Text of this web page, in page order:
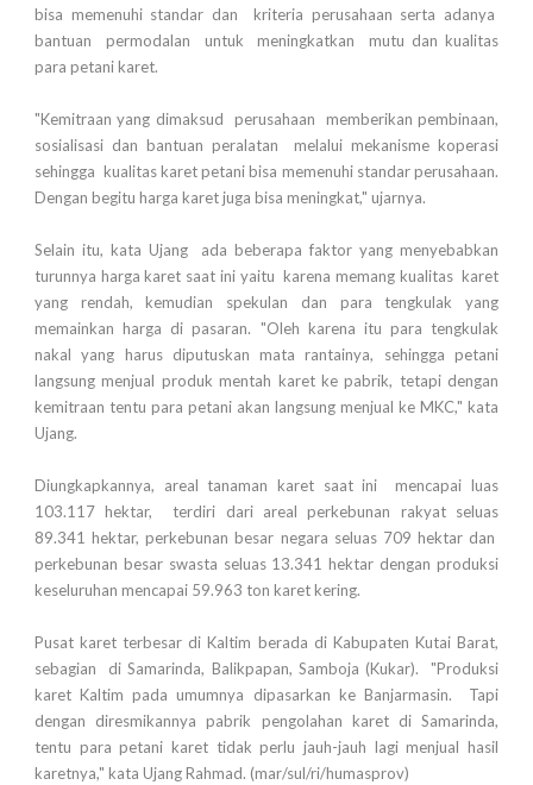
bisa memenuhi standar dan kriteria perusahaan serta adanya
bantuan permodalan untuk meningkatkan mutu dan kualitas
para petani karet.
"Kemitraan yang dimaksud perusahaan memberikan pembinaan,
sosialisasi dan bantuan peralatan melalui mekanisme koperasi
sehingga kualitas karet petani bisa memenuhi standar perusahaan.
Dengan begitu harga karet juga bisa meningkat," ujarnya.
Selain itu, kata Ujang ada beberapa faktor yang menyebabkan
turunnya harga karet saat ini yaitu karena memang kualitas karet
yang rendah, kemudian spekulan dan para tengkulak yang
memainkan harga di pasaran. "Oleh karena itu para tengkulak
nakal yang harus diputuskan mata rantainya, sehingga petani
langsung menjual produk mentah karet ke pabrik, tetapi dengan
kemitraan tentu para petani akan langsung menjual ke MKC," kata
Ujang.
Diungkapkannya, areal tanaman karet saat ini mencapai luas
103.117 hektar, terdiri dari areal perkebunan rakyat seluas
89.341 hektar, perkebunan besar negara seluas 709 hektar dan
perkebunan besar swasta seluas 13.341 hektar dengan produksi
keseluruhan mencapai 59.963 ton karet kering.
Pusat karet terbesar di Kaltim berada di Kabupaten Kutai Barat,
sebagian di Samarinda, Balikpapan, Samboja (Kukar). "Produksi
karet Kaltim pada umumnya dipasarkan ke Banjarmasin. Tapi
dengan diresmikannya pabrik pengolahan karet di Samarinda,
tentu para petani karet tidak perlu jauh-jauh lagi menjual hasil
karetnya," kata Ujang Rahmad. (mar/sul/ri/humasprov)